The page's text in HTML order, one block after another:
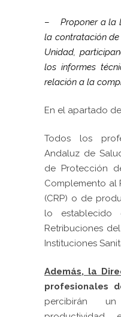
–Proponer ala
la contratación de
Unidad,
los informes
relación a la
En el apartado
Todos los
Andaluz de
de Protección
Complemento al
(CRP) o de
lo establecido
Retribuciones
Instituciones
Además, la
profesionales
percibirán